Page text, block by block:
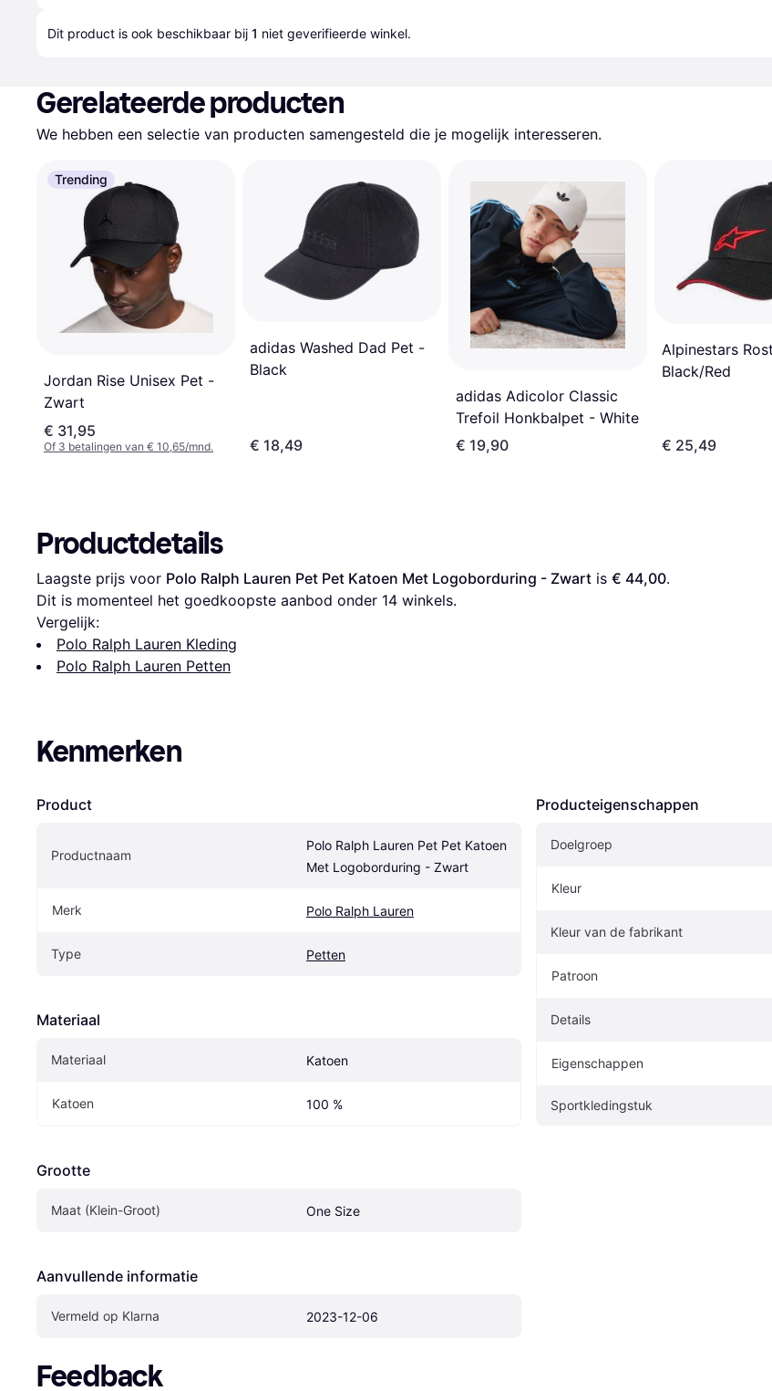
Dit product is ook beschikbaar bij 1 niet geverifieerde winkel.
Gerelateerde producten
We hebben een selectie van producten samengesteld die je mogelijk interesseren.
Trending
Jordan Rise Unisex Pet -
Zwart
€ 31,95
Of 3 betalingen van € 10,65/mnd.
adidas Washed Dad Pet -
Black
€ 18,49
adidas Adicolor Classic
Trefoil Honkbalpet - White
€ 19,90
Alpinestars
Black/Red
€ 25,49
Productdetails
Laagste prijs voor Polo Ralph Lauren Pet Pet Katoen Met Logoborduring - Zwart is € 44,00.
Dit is momenteel het goedkoopste aanbod onder 14 winkels.
Vergelijk:
Polo Ralph Lauren Kleding
Polo Ralph Lauren Petten
Kenmerken
Product
Productnaam
Polo Ralph Lauren Pet Pet Katoen
Met Logoborduring - Zwart
Merk Polo Ralph Lauren
Type Petten
Materiaal
Materiaal Katoen
Katoen 100 %
Grootte
Maat (Klein-Groot) One Size
Aanvullende informatie
Vermeld op Klarna 2023-12-06
Producteigenschappen
Doelgroep
Kleur
Kleur van de fabrikant
Patroon
Details
Eigenschappen
Sportkledingstuk
Feedback